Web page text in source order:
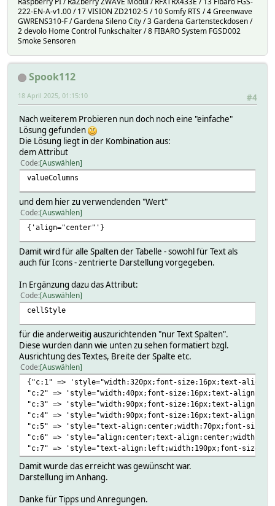
222-EN-A-v1.00 / 17 VISION ZD2102-5 / 10 Somfy RTS / 4 Greenwave
GWRENS310-F / Gardena Sileno City / 3 Gardena Gartensteckdosen /
2 devolo Home Control Funkschalter / 8 FIBARO System FGSD002
Smoke Sensoren
Spook112
#4
18 April 2025, 01:15:10
Nach weiterem Probieren nun doch noch eine "einfache"
Lösung gefunden
Die Lösung liegt in der Kombination aus:
dem Attribut
Code Auswählen
valueColumns
und dem hier zu verwendenden "Wert"
Code Auswählen
{'align="center"'}
Damit wird für alle Spalten der Tabelle - sowohl für Text als
auch für Icons - zentrierte Darstellung vorgegeben.
In Ergänzung dazu das Attribut:
Code Auswählen
cellStyle
für die anderweitig auszurichtenden "nur Text Spalten".
Diese wurden dann wie unten zu sehen formatiert bzgl.
Ausrichtung des Textes, Breite der Spalte etc.
Code Auswählen
{"c:1" => 'style="width:320px;font-size:16px;text-
"c:2" => 'style="width:40px;font-size:16px;text-
"c:3" => 'style="width:90px;font-size:16px;text-
"c:4" => 'style="width:90px;font-size:16px;text-
"c:5" => 'style="text-align:center;width:70px;font-
"c:6" => 'style="align:center;text-
"c:7" => 'style="text-align:left;width:190px;font-
Damit wurde das erreicht was gewünscht war.
Darstellung im Anhang.
Danke für Tipps und Anregungen.